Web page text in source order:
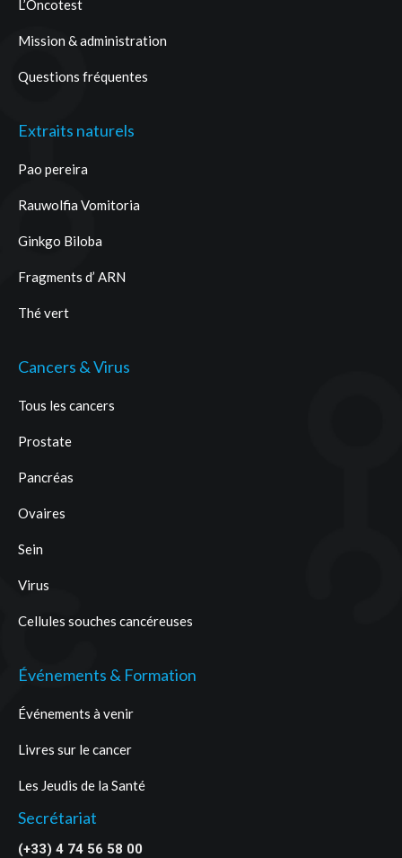
L’Oncotest
Mission & administration
Questions fréquentes
Extraits naturels
Pao pereira
Rauwolfia Vomitoria
Ginkgo Biloba
Fragments d’ ARN
Thé vert
Cancers & Virus
Tous les cancers
Prostate
Pancréas
Ovaires
Sein
Virus
Cellules souches cancéreuses
Événements & Formation
Événements à venir
Livres sur le cancer
Les Jeudis de la Santé
Secrétariat
(+33) 4 74 56 58 00